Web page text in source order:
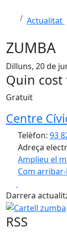
Actualitat
ZUMBA
Dilluns, 20 de
Quin cost
Gratuït
Centre
Telèfon: 93
Adreça
Amplieu el
Com
+
−
Darrera
Cartell zumba
RSS